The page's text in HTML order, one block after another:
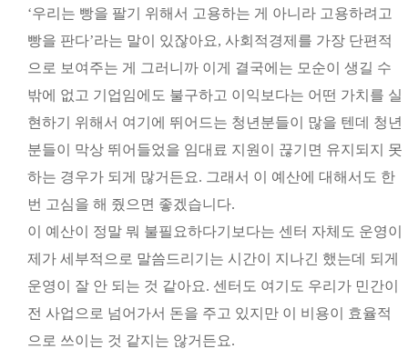
‘우리는 빵을 팔기 위해서 고용하는 게 아니라 고용하려고
빵을 판다’라는 말이 있잖아요, 사회적경제를 가장 단편적
으로 보여주는 게 그러니까 이게 결국에는 모순이 생길 수
밖에 없고 기업임에도 불구하고 이익보다는 어떤 가치를 실
현하기 위해서 여기에 뛰어드는 청년분들이 많을 텐데 청년
분들이 막상 뛰어들었을 임대료 지원이 끊기면 유지되지 못
하는 경우가 되게 많거든요. 그래서 이 예산에 대해서도 한
번 고심을 해 줬으면 좋겠습니다.
이 예산이 정말 뭐 불필요하다기보다는 센터 자체도 운영이
제가 세부적으로 말씀드리기는 시간이 지나긴 했는데 되게
운영이 잘 안 되는 것 같아요. 센터도 여기도 우리가 민간이
전 사업으로 넘어가서 돈을 주고 있지만 이 비용이 효율적
으로 쓰이는 것 같지는 않거든요.